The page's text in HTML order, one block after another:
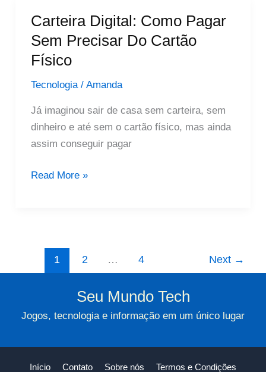
Rápida
E
Segura
Carteira Digital: Como Pagar
Sem Precisar Do Cartão
Físico
Tecnologia/ Amanda
Já imaginou sair de casa sem carteira, sem
dinheiro e até sem o cartão físico, mas ainda
assim conseguir pagar
Carteira
Precisar
Do
Read More »
1 2 … 4 Next →
Seu Mundo Tech
Jogos, tecnologia e informação em um único lugar
Início Contato Sobre nós Termos e Condições